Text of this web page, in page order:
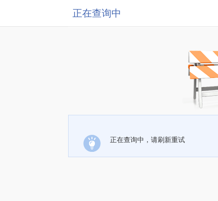
正在查询中
正在查询中，请刷新重试